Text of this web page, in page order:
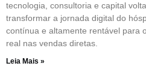
tecnologia, consultoria e capital
transformar a jornada digital do
contínua e altamente rentável para
real nas vendas diretas.
Leia Mais »